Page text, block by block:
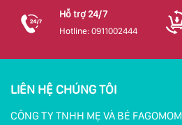
Hỗ trợ 24/7
Hotline: 0911002444
LIÊN HỆ CHÚNG TÔI
CÔNG TY TNHH MẸ VÀ BÉ FAGOMOM